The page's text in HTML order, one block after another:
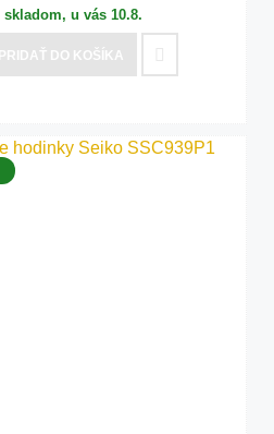
skladom, u vás 10.8.
PRIDAŤ DO KOŠÍKA